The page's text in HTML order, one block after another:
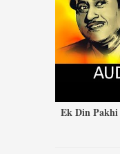
Ek Din Pakhi